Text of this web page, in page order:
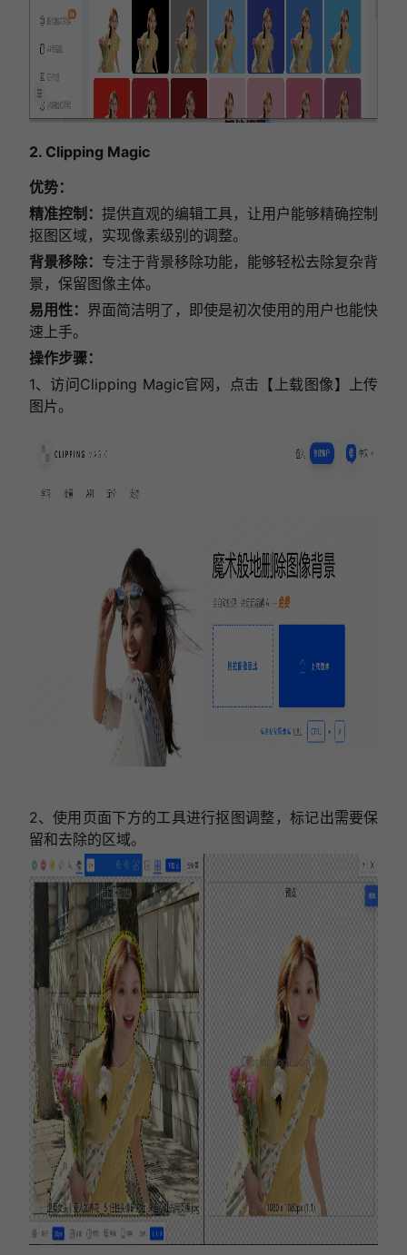
2. Clipping Magic
优势：
精准控制： 提供直观的编辑工具，让用户能够精确控制
抠图区域，实现像素级别的调整。
背景移除： 专注于背景移除功能，能够轻松去除复杂背
景，保留图像主体。
易用性： 界面简洁明了，即使是初次使用的用户也能快
速上手。
操作步骤：
1、访问Clipping Magic官网，点击【上载图像】上传
图片。
2、使用页面下方的工具进行抠图调整，标记出需要保
留和去除的区域。